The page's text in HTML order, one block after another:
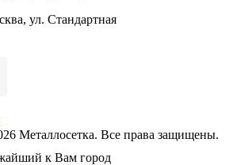
ул. Стандартная
Металлосетка. Все права защищены.
к Вам город